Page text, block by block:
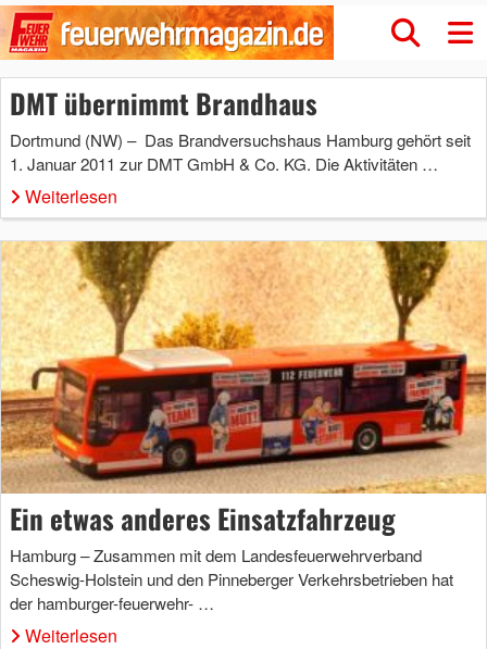
DMT übernimmt Brandhaus
Dortmund (NW) – Das Brandversuchshaus Hamburg gehört seit
1. Januar 2011 zur DMT GmbH & Co. KG. Die Aktivitäten …
Weiterlesen
Ein etwas anderes Einsatzfahrzeug
Hamburg – Zusammen mit dem Landesfeuerwehrverband
Scheswig-Holstein und den Pinneberger Verkehrsbetrieben hat
der hamburger-feuerwehr- …
Weiterlesen